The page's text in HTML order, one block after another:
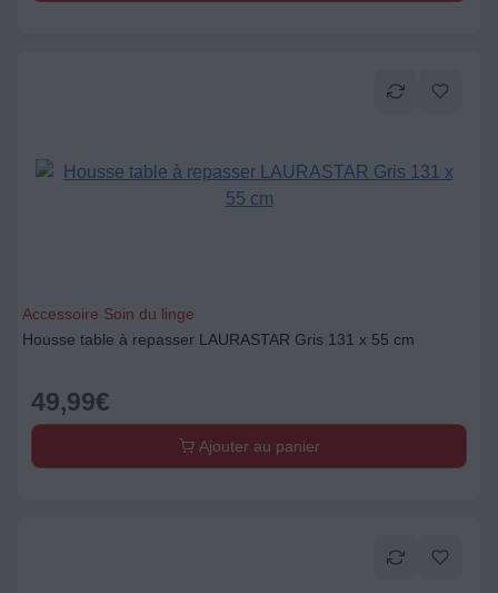
Accessoire Soin du linge
Housse table à repasser LAURASTAR Gris 131 x 55 cm
49,99€
Ajouter au panier